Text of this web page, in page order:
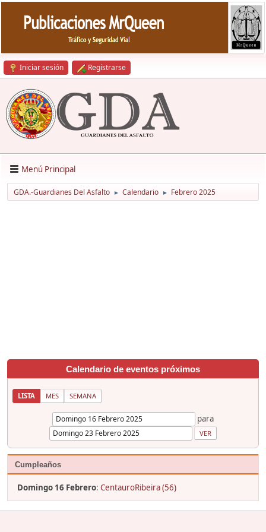
Iniciar sesión Registrarse
Menú Principal
GDA.-Guardianes Del Asfalto ► Calendario ► Febrero 2025
Calendario de eventos próximos
LISTA MES SEMANA
para
Cumpleaños
Domingo 16 Febrero: CentauroRibeira (56)